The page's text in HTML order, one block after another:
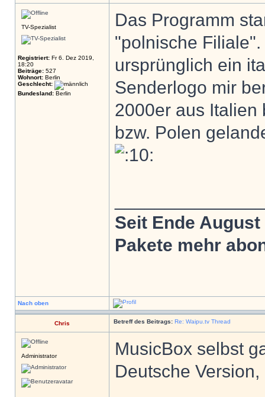
TV-Spezialist
Registriert: Fr 6. Dez 2019,
18:20
Beiträge: 527
Wohnort: Berlin
Geschlecht:
Bundesland: Berlin
Das Programm
"polnische
ursprünglich ein
Senderlogo mir
2000er aus Italien
bzw. Polen
Seit Ende
Pakete mehr
Nach oben
Chris Betreff des Beitrags: Re: Waipu.tv Thread
Administrator
MusicBox selbst
Deutsche